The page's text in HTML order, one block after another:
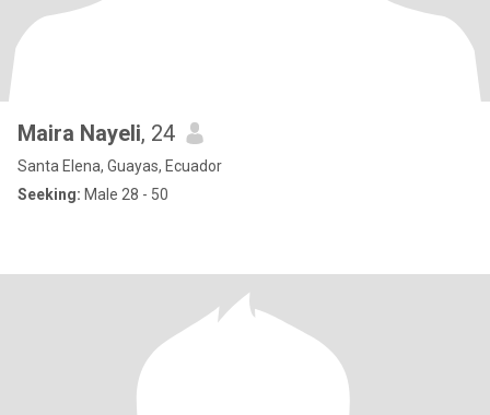
Maira Nayeli, 24
Santa Elena, Guayas, Ecuador
Seeking: Male 28 - 50